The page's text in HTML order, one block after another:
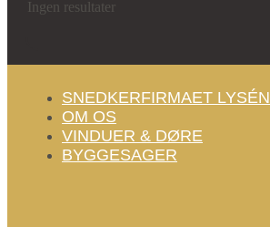
Ingen resultater
SNEDKERFIRMAET LYSÉN
OM OS
VINDUER & DØRE
BYGGESAGER